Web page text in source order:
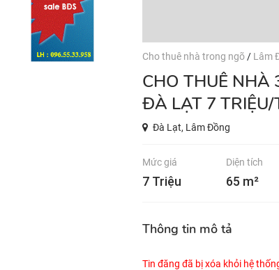
Cho thuê nhà trong ngõ / Lâm
CHO THUÊ NHÀ 3 PHÒNG HOÀNG HOA THÁM PHƯỜNG 10
ĐÀ LẠT 7
Đà Lạt, Lâm Đồng
Mức giá
7 Triệu
Diện tích
65 m²
Thông tin mô tả
Tin đăng đã bị xóa khỏi hệ